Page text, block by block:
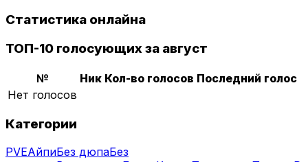
Статистика онлайна
ТОП-10 голосующих за август
№ Ник Кол-во голосов Последний голос
Нет голосов
Категории
PVEАйпиБез дюпаБез